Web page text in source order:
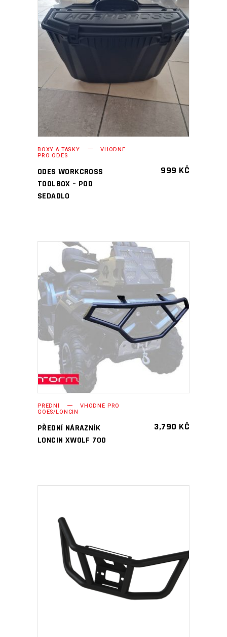
BOXY A TAŠKY VHODNÉ
PRO ODES
ODES WORKCROSS
TOOLBOX – POD
SEDADLO
999 KČ
PŘIDAT DO KOŠÍKU
PŘEDNÍ VHODNÉ PRO
GOES/LONCIN
PŘEDNÍ NÁRAZNÍK
LONCIN XWOLF 700
3,790 KČ
PŘIDAT DO KOŠÍKU